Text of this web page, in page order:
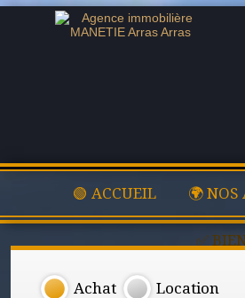
🟢 ACCUEIL 🌍 NOS
✅
Achat Location